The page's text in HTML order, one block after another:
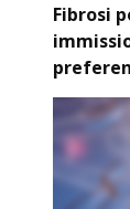
Fibrosi